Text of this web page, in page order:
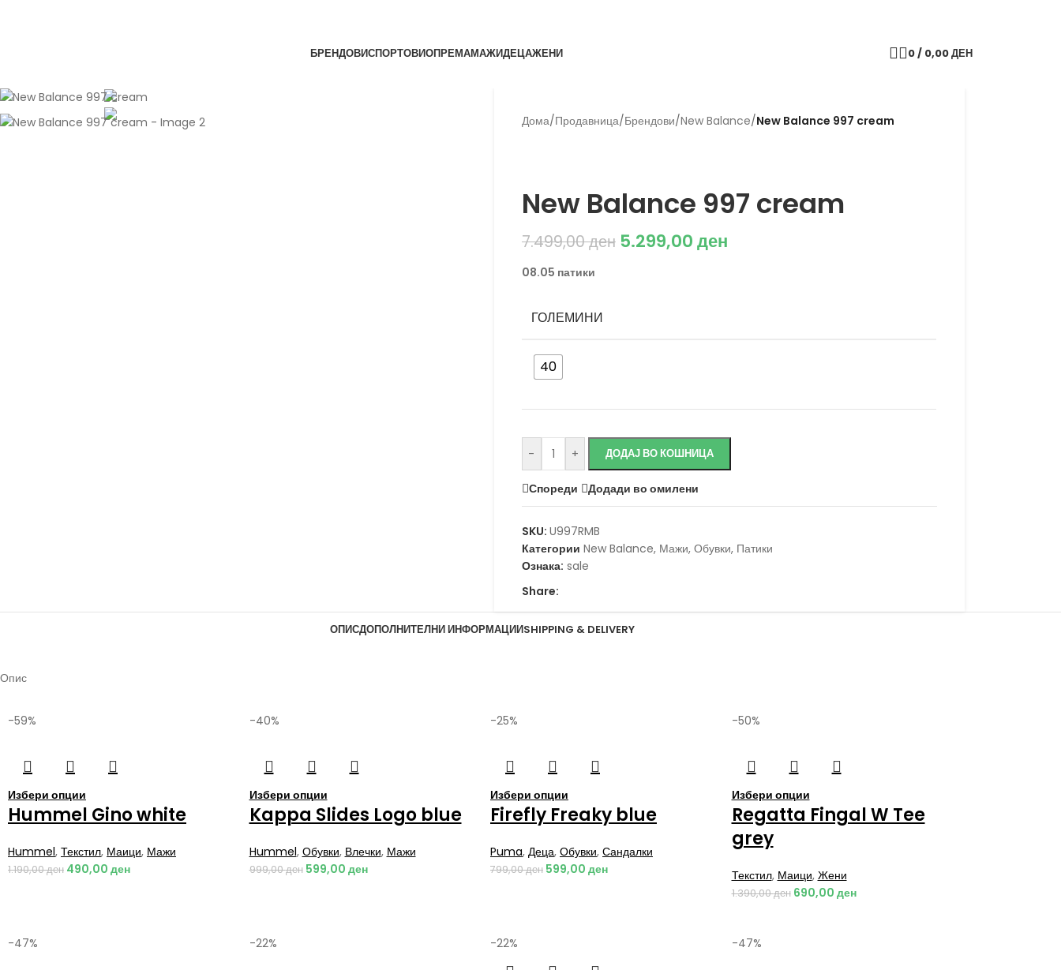
БРЕНДОВИСПОРТОВИОПРЕМАМАЖИДЕЦАЖЕНИ 0/ 0,00ДЕН
Дома/Продавница/Брендови/New Balance/New Balance 997 cream
New Balance 997 cream
7.499,00ден 5.299,00ден
08.05 патики
ГОЛЕМИНИ
40
- + ДОДАЈ ВО КОШНИЦА
Спореди Додади во омилени
SKU: U997RMB
Категории New Balance, Мажи, Обувки, Патики
Ознака: sale
Share:
ОПИСДОПОЛНИТЕЛНИ ИНФОРМАЦИИSHIPPING & DELIVERY
Опис
-59%
Избери опции
Hummel Gino white
Hummel, Текстил, Маици, Мажи
1.190,00ден 490,00 ден
-40%
Избери опции
Kappa Slides Logo blue
Hummel, Обувки, Влечки, Мажи
999,00ден 599,00 ден
-25%
Избери опции
Firefly Freaky blue
Puma, Деца, Обувки, Сандалки
799,00ден 599,00 ден
-50%
Избери опции
Regatta Fingal W Tee
grey
Текстил, Маици, Жени
1.390,00ден 690,00 ден
-47% -22% -22% -47%